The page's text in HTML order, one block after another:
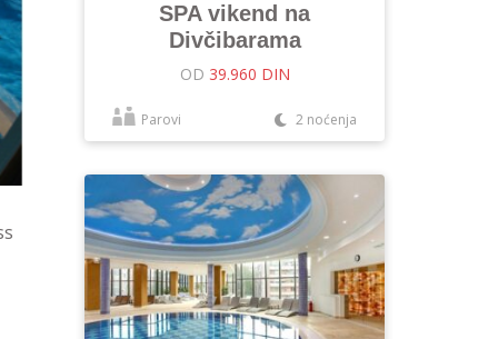
SPA vikend na
Divčibarama
OD 39.960 DIN
Parovi 2 noćenja